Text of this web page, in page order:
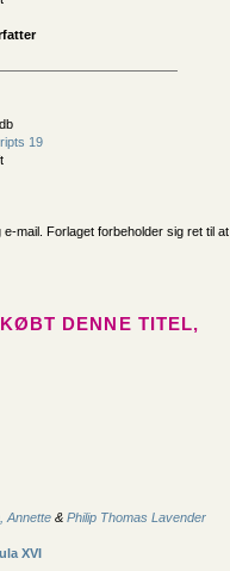
19
mail. Forlaget forbeholder sig ret til at
DENNE TITEL,
Annette & Philip Thomas Lavender
XVI